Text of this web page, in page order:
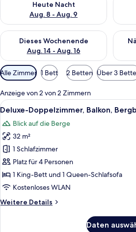
Heute Nacht
Aug. 8 - Aug. 9
Dieses Wochenende
Aug. 14 - Aug. 16
Überprüfe die Verfügbarkeit für
Verfügbare
Filter
für
Zimmer
Alle Zimmer 1 Bett 2 Betten Über 3
Anzeige von 2 von 2 Zimmern
Alle
Fotos
für
Deluxe-
Doppelzimmer,
Balkon,
Bergblick
anzeigen
Ein
7
Deluxe-Doppelzimmer, Balkon,
Blick auf die Berge
32 m²
1 Schlafzimmer
Platz für 4 Personen
1 King-Bett und 1 Queen-Schlafsofa
Kostenloses WLAN
Weitere Details
Weitere
Daten